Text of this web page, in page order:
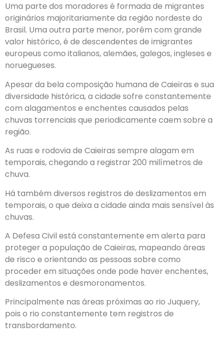
Uma parte dos moradores é formada de migrantes
originários majoritariamente da região nordeste do
Brasil. Uma outra parte menor, porém com grande
valor histórico, é de descendentes de imigrantes
europeus como italianos, alemães, galegos, ingleses e
noruegueses.
Apesar da bela composição humana de Caieiras e sua
diversidade histórica, a cidade sofre constantemente
com alagamentos e enchentes causados pelas
chuvas torrenciais que periodicamente caem sobre a
região.
As ruas e rodovia de Caieiras sempre alagam em
temporais, chegando a registrar 200 milímetros de
chuva.
Há também diversos registros de deslizamentos em
temporais, o que deixa a cidade ainda mais sensível às
chuvas.
A Defesa Civil está constantemente em alerta para
proteger a população de Caieiras, mapeando áreas
de risco e orientando as pessoas sobre como
proceder em situações onde pode haver enchentes,
deslizamentos e desmoronamentos.
Principalmente nas áreas próximas ao rio Juquery,
pois o rio constantemente tem registros de
transbordamento.